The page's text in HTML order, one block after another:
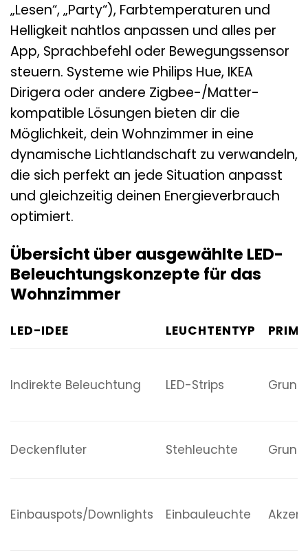
„Lesen“, „Party“), Farbtemperaturen und
Helligkeit nahtlos anpassen und alles per
App, Sprachbefehl oder Bewegungssensor
steuern. Systeme wie Philips Hue, IKEA
Dirigera oder andere Zigbee-/Matter-
kompatible Lösungen bieten dir die
Möglichkeit, dein Wohnzimmer in eine
dynamische Lichtlandschaft zu verwandeln,
die sich perfekt an jede Situation anpasst
und gleichzeitig deinen Energieverbrauch
optimiert.
Übersicht über ausgewählte LED-
Beleuchtungskonzepte für das
Wohnzimmer
LED-IDEE LEUCHTENTYP
Indirekte Beleuchtung LED-Strips
Deckenfluter Stehleuchte
Einbauspots/Downlights Einbauleuchte